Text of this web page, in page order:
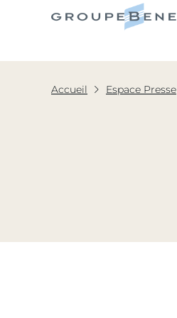
Accueil Espace Presse